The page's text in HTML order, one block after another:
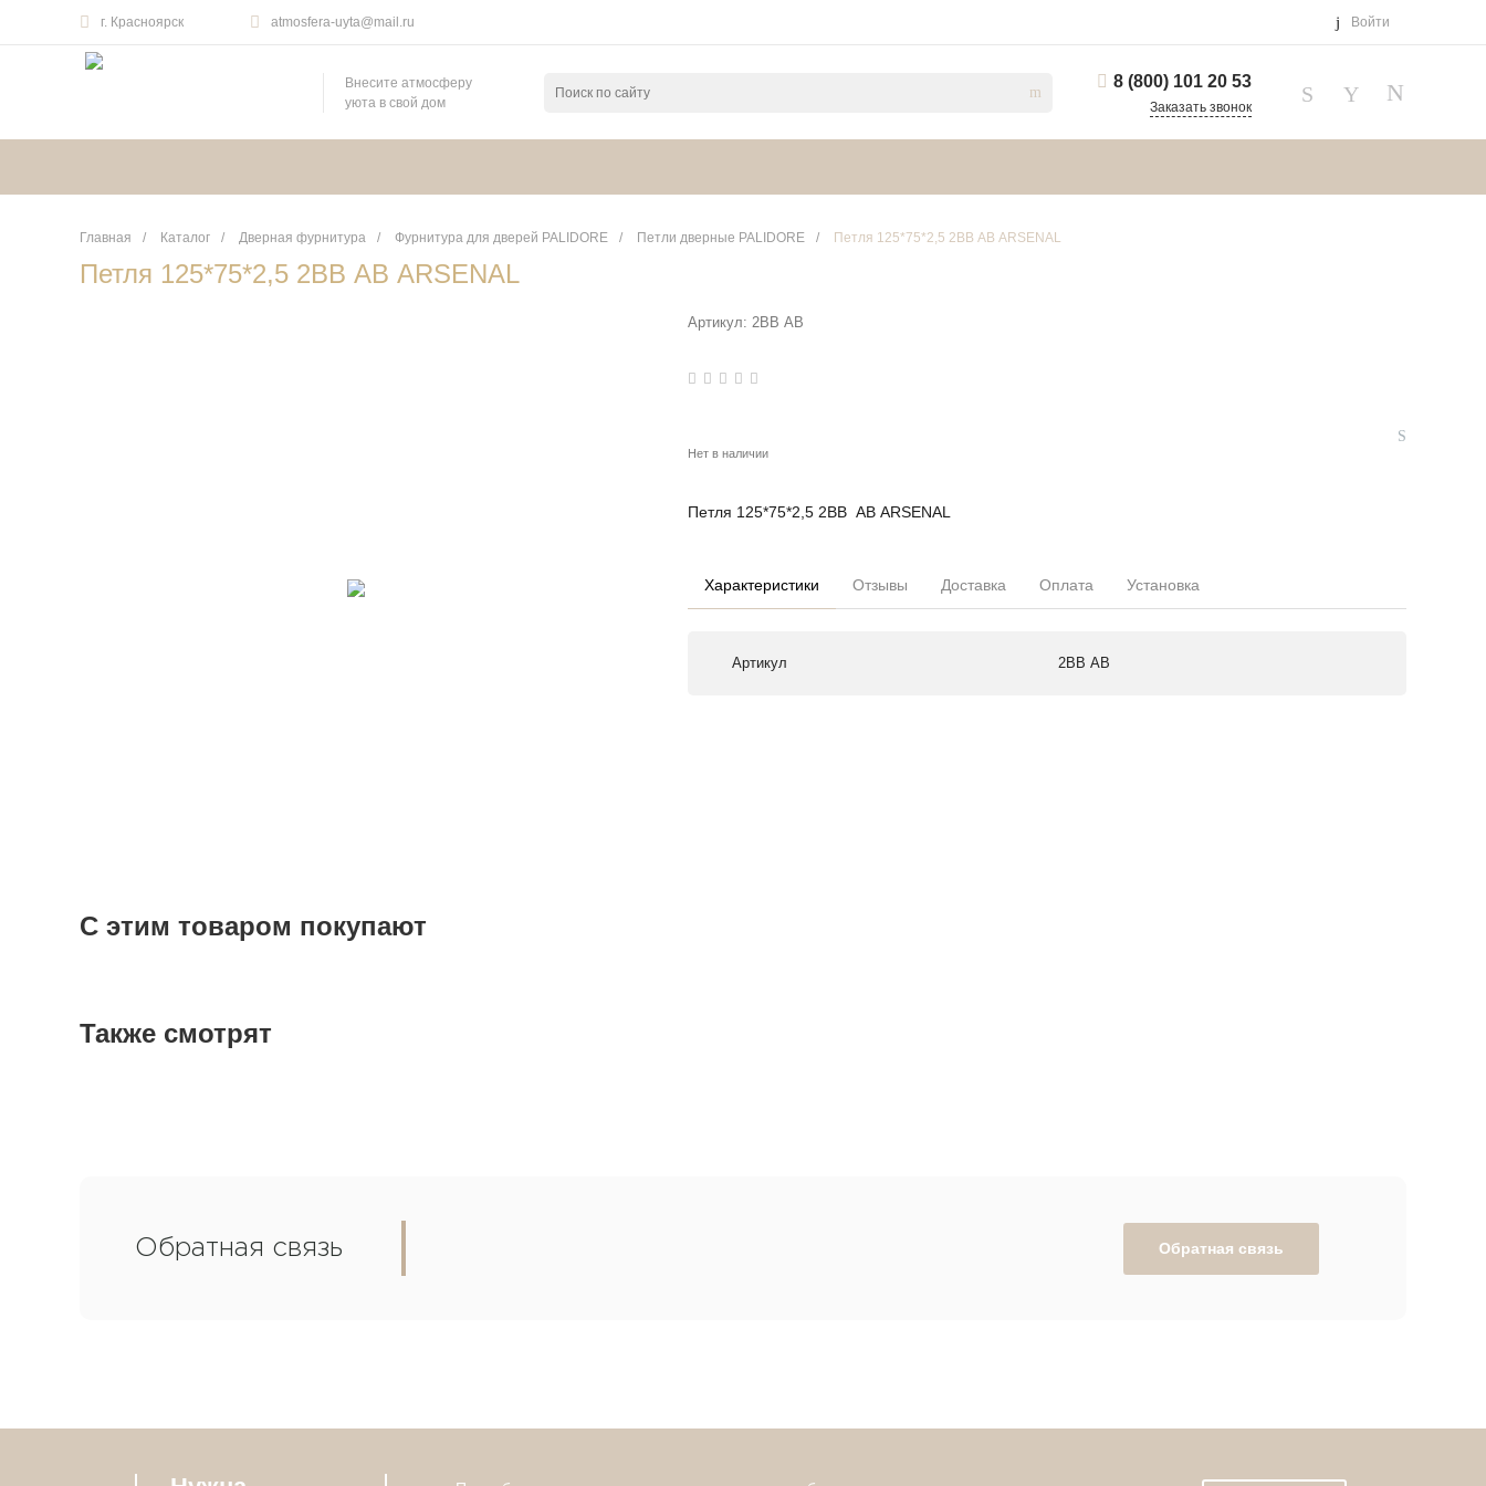
г. Красноярск atmosfera-uyta@mail.ru Войти
Внесите атмосферу
уюта в свой дом
8 (800) 101 20 53
Заказать звонок
Главная / Каталог / Дверная фурнитура / Фурнитура для дверей PALIDORE / Петли дверные PALIDORE / Петля 125*75*2,5 2ВВ АВ ARSENAL
Петля 125*75*2,5 2ВВ АВ ARSENAL
Артикул: 2ВВ АВ
Нет в наличии
Петля 125*75*2,5 2ВВ АВ ARSENAL
Характеристики Отзывы Доставка Оплата Установка
Артикул 2ВВ АВ
С этим товаром покупают
Также смотрят
Обратная связь Обратная связь